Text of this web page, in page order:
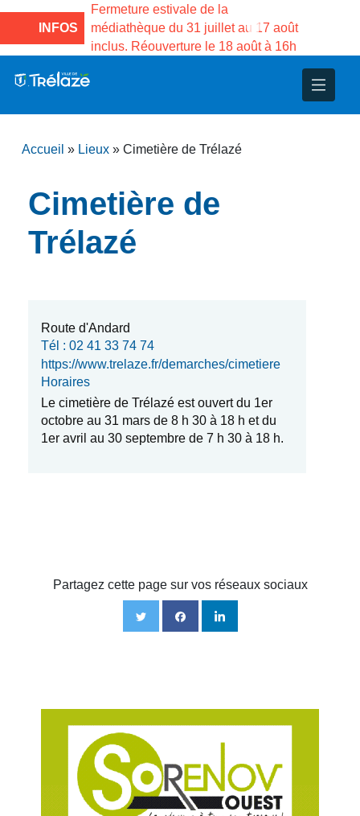
INFOS
la Maison des
de Gama du
Fermeture estivale de la
médiathèque du 31 juillet au 17 août
inclus. Réouverture le 18 août à 16h
Projets
Accueil » Lieux » Cimetière de Trélazé
Cimetière de
Trélazé
Route d'Andard
Tél : 02 41 33 74 74
https://www.trelaze.fr/demarches/cimetiere
Horaires
Le cimetière de Trélazé est ouvert du 1er
octobre au 31 mars de 8 h 30 à 18 h et du
1er avril au 30 septembre de 7 h 30 à 18 h.
Partagez cette page sur vos réseaux sociaux